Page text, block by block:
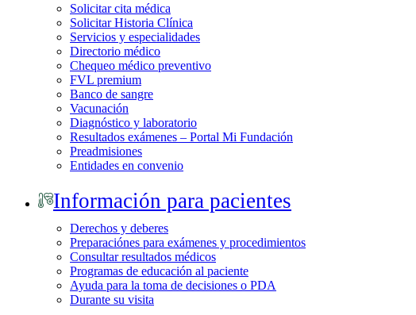
Solicitar cita médica
Solicitar Historia Clínica
Servicios y especialidades
Directorio médico
Chequeo médico preventivo
FVL premium
Banco de sangre
Vacunación
Diagnóstico y laboratorio
Resultados exámenes – Portal Mi Fundación
Preadmisiones
Entidades en convenio
Información para pacientes
Derechos y deberes
Preparaciónes para exámenes y procedimientos
Consultar resultados médicos
Programas de educación al paciente
Ayuda para la toma de decisiones o PDA
Durante su visita